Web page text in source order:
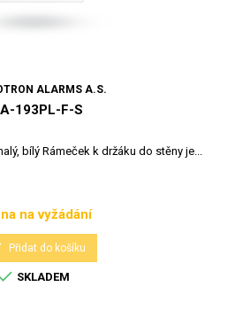
ALARMS A.S.
193PL-F-S
bílý Rámeček k držáku do stěny je...
Cena
na vyžádání
Přidat do košíku
 SKLADEM